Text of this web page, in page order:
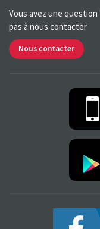
Vous avez une
pas à nous contacter
Nous contacter